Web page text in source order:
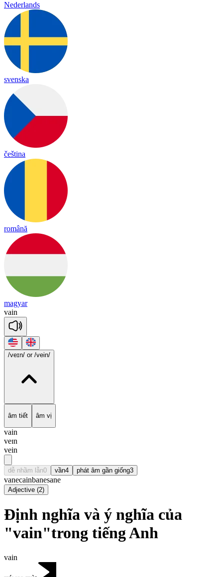
Nederlands
svenska
čeština
română
magyar
vain
/veɪn/ or /vein/
âm tiết âm vị
vain
veɪn
vein
dễ nhầm lẫn0 vần4 phát âm gần giống3
vanecainbanesane
Adjective (2)
Định nghĩa và ý nghĩa của
"vain"trong tiếng Anh
vain